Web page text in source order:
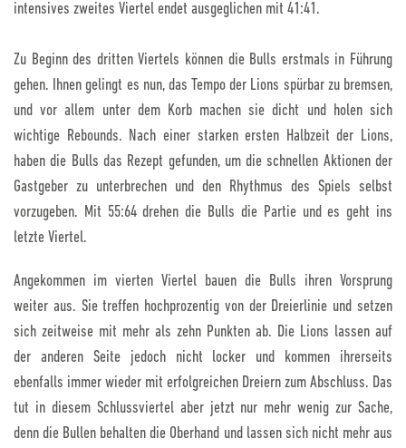
intensives zweites Viertel endet ausgeglichen mit 41:41.
Zu Beginn des dritten Viertels können die Bulls erstmals in Führung
gehen. Ihnen gelingt es nun, das Tempo der Lions spürbar zu bremsen,
und vor allem unter dem Korb machen sie dicht und holen sich
wichtige Rebounds. Nach einer starken ersten Halbzeit der Lions,
haben die Bulls das Rezept gefunden, um die schnellen Aktionen der
Gastgeber zu unterbrechen und den Rhythmus des Spiels selbst
vorzugeben. Mit 55:64 drehen die Bulls die Partie und es geht ins
letzte Viertel.
Angekommen im vierten Viertel bauen die Bulls ihren Vorsprung
weiter aus. Sie treffen hochprozentig von der Dreierlinie und setzen
sich zeitweise mit mehr als zehn Punkten ab. Die Lions lassen auf
der anderen Seite jedoch nicht locker und kommen ihrerseits
ebenfalls immer wieder mit erfolgreichen Dreiern zum Abschluss. Das
tut in diesem Schlussviertel aber jetzt nur mehr wenig zur Sache,
denn die Bullen behalten die Oberhand und lassen sich nicht mehr aus